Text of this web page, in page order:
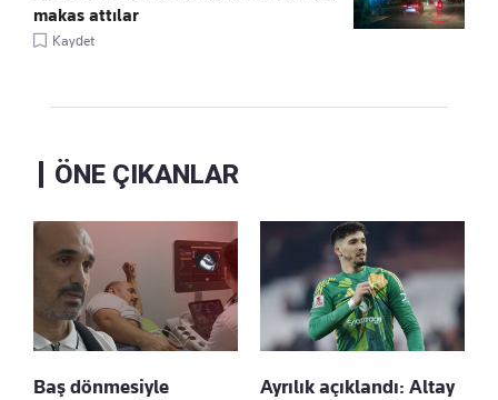
makas attılar
Kaydet
ÖNE ÇIKANLAR
Baş dönmesiyle
Ayrılık açıklandı: Altay